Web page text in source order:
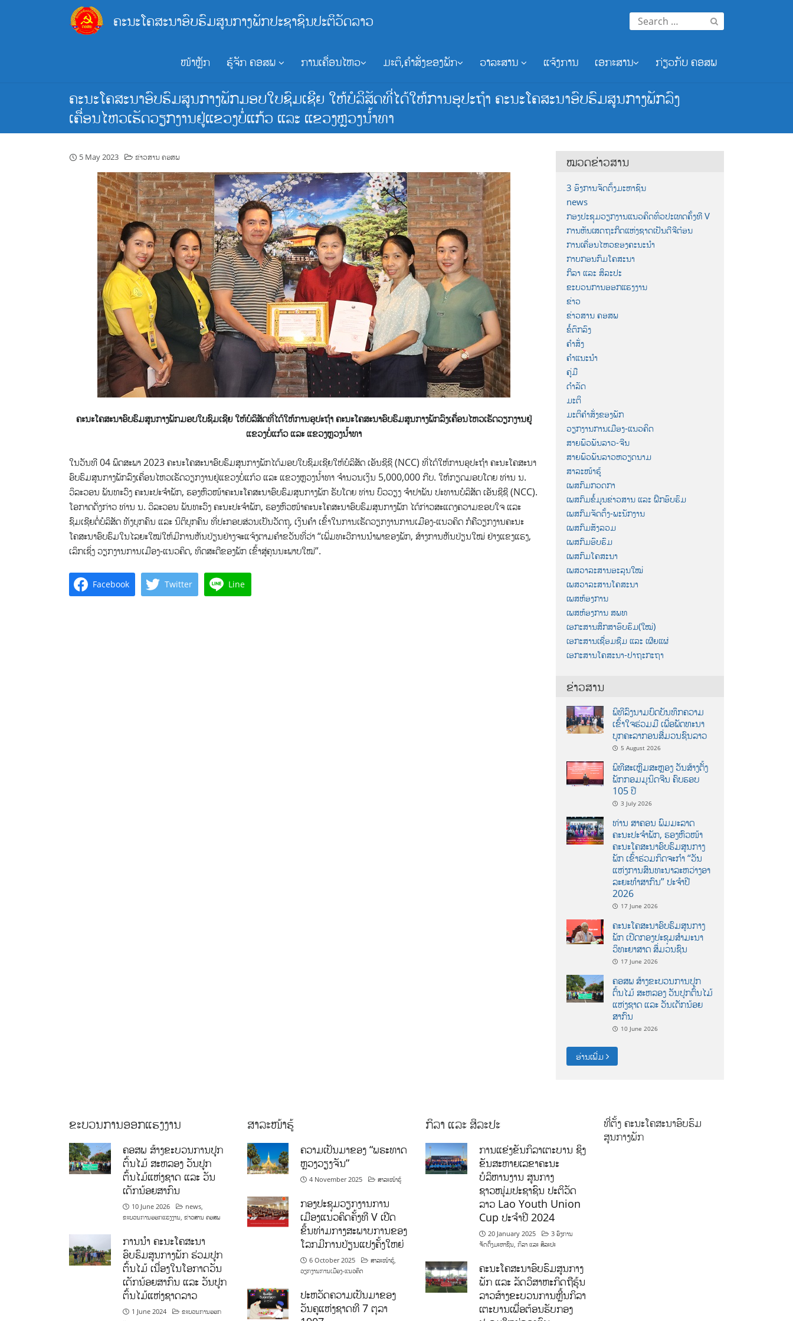
ຄະນະໂຄສະນາອົບຮົມສູນກາງພັກປະຊາຊົນປະຕິວັດລາວ
Search
for:
ໜ້າຫຼັກ ຮູ້ຈັກ ຄອສພ ການເຄື່ອນໄຫວ ມະຕິ,ຄຳສັ່ງຂອງພັກ ວາລະສານ ແຈ້ງການ ເອກະສານ ກ່ຽວກັບ ຄອສພ
ຄະນະໂຄສະນາອົບຮົມສູນກາງພັກມອບໃບຊົມເຊີຍ ໃຫ້ບໍລິສັດທີ່ໄດ້ໃຫ້ການອຸປະຖຳ ຄະນະໂຄສະນາອົບຮົມສູນກາງພັກລົງ
ເຄື່ອນໄຫວເຮັດວຽກງານຢູ່ແຂວງບໍ່ແກ້ວ ແລະ ແຂວງຫຼວງນ້ຳທາ
5 May 2023 ຂ່າວສານ ຄອສພ
ຄະນະໂຄສະນາອົບຮົມສູນກາງພັກມອບໃບຊົມເຊີຍ ໃຫ້ບໍລິສັດທີ່ໄດ້ໃຫ້ການອຸປະຖຳ ຄະນະໂຄສະນາອົບຮົມສູນກາງພັກລົງເຄື່ອນໄຫວເຮັດວຽກງານຢູ່
ແຂວງບໍ່ແກ້ວ ແລະ ແຂວງຫຼວງນ້ຳທາ
ໃນວັນທີ 04 ພຶດສະພາ 2023 ຄະນະໂຄສະນາອົບຮົມສູນກາງພັກໄດ້ມອບໃບຊົມເຊີຍໃຫ້ບໍລິສັດ ເອັນຊີຊີ (NCC) ທີ່ໄດ້ໃຫ້ການອຸປະຖຳ ຄະນະໂຄສະນາ
ອົບຮົມສູນກາງພັກລົງເຄື່ອນໄຫວເຮັດວຽກງານຢູ່ແຂວງບໍ່ແກ້ວ ແລະ ແຂວງຫຼວງນ້ຳທາ ຈຳນວນເງິນ 5,000,000 ກີບ. ໃຫ້ກຽດມອບໂດຍ ທ່ານ ນ.
ວິລະວອນ ພັນທະວົງ ຄະນະປະຈຳພັກ, ຮອງຫົວໜ້າຄະນະໂຄສະນາອົບຮົມສູນກາງພັກ ຮັບໂດຍ ທ່ານ ບົວວຽງ ຈຳປາພັນ ປະທານບໍລິສັດ ເອັນຊີຊີ (NCC).
ໂອກາດດັ່ງກ່າວ ທ່ານ ນ. ວິລະວອນ ພັນທະວົງ ຄະນະປະຈໍາພັກ, ຮອງຫົວໜ້າຄະນະໂຄສະນາອົບຮົມສູນກາງພັກ ໄດ້ກ່າວສະແດງຄວາມຂອບໃຈ ແລະ
ຊົມເຊີຍຕໍ່ບໍລິສັດ ທັງບຸກຄົນ ແລະ ນິຕິບຸກຄົນ ທີ່ປະກອບສ່ວນເປັນວັດຖຸ, ເງິນຄຳ ເຂົ້າໃນການເຮັດວຽກງານການເມືອງ-ແນວຄິດ ກໍຄືວຽກງານຄະນະ
ໂຄສະນາອົບຮົມໃນໄລຍະໃໝ່ໃຫ້ມີການຫັນປ່ຽນຢ່າງຈະແຈ້ງຕາມຄຳຂວັນທີ່ວ່າ “ເພີ່ມທະວີການນຳພາຂອງພັກ, ສ້າງການຫັນປ່ຽນໃໝ່ ຢ່າງແຂງແຮງ,
ເລິກເຊິ່ງ ວຽກງານການເມືອງ-ແນວຄິດ, ທິດສະດີຂອງພັກ ເຂົ້າສູ່ຄຸນນະພາບໃໝ່”.
Facebook Twitter Line
ໝວດຂ່າວສານ
3 ອົງການຈັດຕັ້ງມະຫາຊົນ
news
ກອງປະຊຸມວຽກງານແນວຄິດທົ່ວປະເທດຄັ້ງທີ V
ການຫັນເສດຖະກິດແຫ່ງຊາດເປັນດີຈີຕ໋ອນ
ການເຄື່ອນໄຫວຂອງຄະນະນຳ
ກາບກອນກົມໂຄສະນາ
ກິລາ ແລະ ສິລະປະ
ຂະບວນການອອກແຮງງານ
ຂ່າວ
ຂ່າວສານ ຄອສພ
ຂໍ້ຕົກລົງ
ຄຳສັ່ງ
ຄຳແນະນຳ
ຄູ່ມື
ດຳລັດ
ມະຕິ
ມະຕິຄຳສັ່ງຂອງພັກ
ວຽກງານການເມືອງ-ແນວຄິດ
ສາຍພົວພັນລາວ-ຈີນ
ສາຍພົວພັນລາວຫວຽດນາມ
ສາລະໜ້າຮູ້
ເພສກົມກວດກາ
ເພສກົມຂໍ້ມູນຂ່າວສານ ແລະ ຝຶກອົບຮົມ
ເພສກົມຈັດຕັ້ງ-ພະນັກງານ
ເພສກົມສັງລວມ
ເພສກົມອົບຮົມ
ເພສກົມໂຄສະນາ
ເພສວາລະສານອະລຸນໃໝ່
ເພສວາລະສານໂຄສະນາ
ເພສຫ້ອງການ
ເພສຫ້ອງການ ສພທ
ເອກະສານສຶກສາອົບຮົມ(ໃໝ່)
ເອກະສານເຊື່ອມຊືມ ແລະ ເຜີຍແຜ່
ເອກະສານໂຄສະນາ-ປາຖະກະຖາ
ຂ່າວສານ
ພິທີລົງນາມບົດບັນທຶກຄວາມ
ເຂົ້າໃຈຮ່ວມມື ເພື່ອພັດທະນາ
ບຸກຄະລາກອນສື່ມວນຊົນລາວ
5 August 2026
ພິທີສະເຫຼີມສະຫຼອງ ວັນສ້າງຕັ້ງ
ພັກກອມມູນິດຈີນ ຄົບຮອບ
105 ປີ
3 July 2026
ທ່ານ ສາຄອນ ພົມມະລາດ
ຄະນະປະຈໍາພັກ, ຮອງຫົວໜ້າ
ຄະນະໂຄສະນາອົບຮົມສູນກາງ
ພັກ ເຂົ້າຮ່ວມກິດຈະກຳ “ວັນ
ແຫ່ງການສົນທະນາລະຫວ່າງອາ
ລະຍະທຳສາກົນ” ປະຈຳປີ
2026
17 June 2026
ຄະນະໂຄສະນາອົບຮົມສູນກາງ
ພັກ ເປີດກອງປະຊຸມສຳມະນາ
ວິທະຍາສາດ ສຶ່ມວນຊົນ
17 June 2026
ຄອສພ ສ້າງຂະບວນການປູກ
ຕົ້ນໄມ້ ສະຫລອງ ວັນປູກຕົ້ນໄມ້
ແຫ່ງຊາດ ແລະ ວັນເດັກນ້ອຍ
ສາກົນ
10 June 2026
ອ່ານເພີ່ມ
ຂະບວນການອອກແຮງງານ
ຄອສພ ສ້າງຂະບວນການປູກ
ຕົ້ນໄມ້ ສະຫລອງ ວັນປູກ
ຕົ້ນໄມ້ແຫ່ງຊາດ ແລະ ວັນ
ເດັກນ້ອຍສາກົນ
10 June 2026 news,
ຂະບວນການອອກແຮງງານ, ຂ່າວສານ ຄອສພ
ການນໍາ ຄະນະໂຄສະນາ
ອົບຮົມສູນກາງພັກ ຮ່ວມປູກ
ຕົ້ນໄມ້ ເນື່ອງໃນໂອກາດວັນ
ເດັກນ້ອຍສາກົນ ແລະ ວັນປູກ
ຕົ້ນໄມ້ແຫ່ງຊາດລາວ
1 June 2024
ຂະບວນການອອກ
ສາລະໜ້າຮູ້
ຄວາມເປັນມາຂອງ “ພຣະທາດ
ຫຼວງວຽງຈັນ”
4 November 2025 ສາລະໜ້າຮູ້
ກອງປະຊຸມວຽກງານການ
ເມືອງແນວຄິດຄັ້ງທີ V ເປີດ
ຂຶ້ນທ່າມກາງສະພາບການຂອງ
ໂລກມີການປ່ຽນແປງຄັ້ງໃຫຍ່
6 October 2025 ສາລະໜ້າຮູ້,
ວຽກງານການເມືອງ-ແນວຄິດ
ປະຫວັດຄວາມເປັນມາຂອງ
ວັນຄູແຫ່ງຊາດທີ 7 ຕຸລາ
ກິລາ ແລະ ສິລະປະ
ການແຂ່ງຂັນກິລາເຕະບານ ຊິງ
ຂັນສະຫາຍເລຂາຄະນະ
ບໍລິຫານງານ ສູນກາງ
ຊາວໜຸ່ມປະຊາຊົນ ປະຕິວັດ
ລາວ Lao Youth Union
Cup ປະຈຳປີ 2024
20 January 2025
3 ອົງການ
ຈັດຕັ້ງມະຫາຊົນ, ກິລາ ແລະ ສິລະປະ
ຄະນະໂຄສະນາອົບຮົມສູນກາງ
ພັກ ແລະ ລັດວິສາຫະກິດຖືຮຸ້ນ
ລາວສ້າງຂະບວນການຫຼີ້ນກິລາ
ເຕະບານເພື່ອຕ້ອນຮັບກອງ
ທີ່ຕັ້ງ ຄະນະໂຄສະນາອົບຮົມ
ສູນກາງພັກ